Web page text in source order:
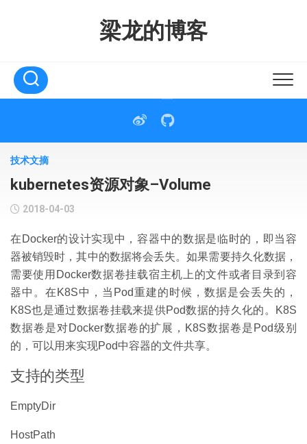
梁龙的博客
技术文摘
kubernetes资源对象–Volume
2018-04-03
在Docker的设计实现中，容器中的数据是临时的，即当容
器被销毁时，其中的数据将会丢失。如果需要持久化数据，
需要使用Docker数据卷挂载宿主机上的文件或者目录到容
器中。在K8S中，当Pod重建的时候，数据是会丢失的，
K8S也是通过数据卷挂载来提供Pod数据的持久化的。K8S
数据卷是对Docker数据卷的扩展，K8S数据卷是Pod级别
的，可以用来实现Pod中容器的文件共享。
支持的类型
EmptyDir
HostPath